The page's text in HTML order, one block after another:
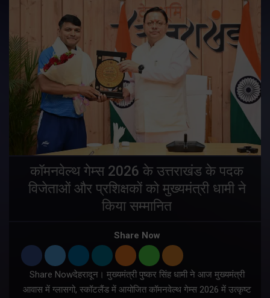
कॉमनवेल्थ गेम्स 2026 के उत्तराखंड के पदक
विजेताओं और प्रशिक्षकों को मुख्यमंत्री धामी ने
किया सम्मानित
Share Now
Share Nowदेहरादून। मुख्यमंत्री पुष्कर सिंह धामी ने आज मुख्यमंत्री
आवास में ग्लासगो, स्कॉटलैंड में आयोजित कॉमनवेल्थ गेम्स 2026 में उत्कृष्ट